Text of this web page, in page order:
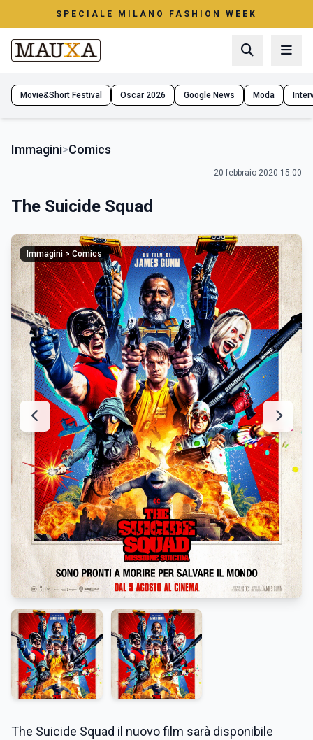
SPECIALE MILANO FASHION WEEK
Movie&Short Festival Oscar 2026 Google News Moda
Immagini>Comics
20 febbraio 2020 15:00
The Suicide Squad
Immagini > Comics
The Suicide Squad il nuovo film sarà disponibile